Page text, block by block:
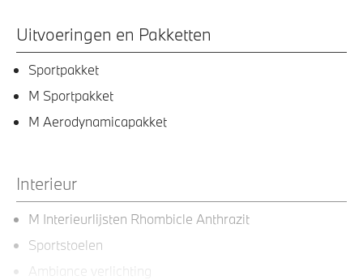
Uitvoeringen en Pakketten
Sportpakket
M Sportpakket
M Aerodynamicapakket
Interieur
M Interieurlijsten Rhombicle Anthrazit
Sportstoelen
Ambiance verlichting